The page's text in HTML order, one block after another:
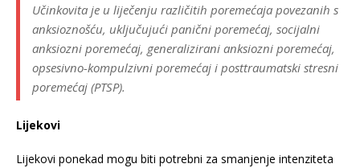
Učinkovita je u liječenju različitih poremećaja povezanih s
anksioznošću, uključujući panični poremećaj, socijalni
anksiozni poremećaj, generalizirani anksiozni poremećaj,
opsesivno-kompulzivni poremećaj i posttraumatski stresni
poremećaj (PTSP).
Lijekovi
Lijekovi ponekad mogu biti potrebni za smanjenje intenziteta